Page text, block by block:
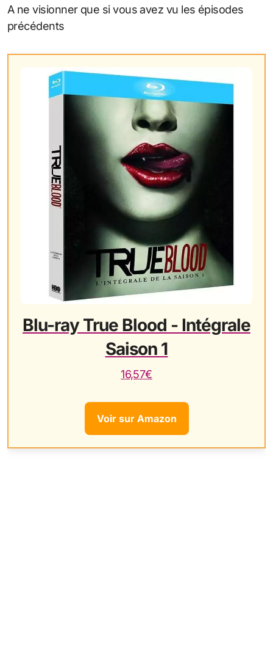
A ne visionner que si vous avez vu les épisodes
précédents
Blu-ray True Blood - Intégrale
Saison 1
16,57€
Voir sur Amazon